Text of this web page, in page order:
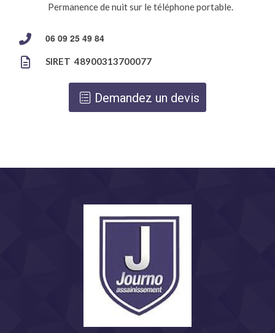
Permanence de nuit sur le téléphone portable.
06 09 25 49 84
SIRET 48900313700077
Demandez un devis